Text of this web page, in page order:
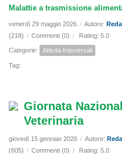
Malattie a trasmissione
venerdì 29 maggio 2026 / Autore:
(218) / Commenti (0) / Rating: 5.0
Categorie: Attività trasversali
Tag:
Giornata
Veterinaria
giovedì 15 gennaio 2026 / Autore:
(605) / Commenti (0) / Rating: 5.0